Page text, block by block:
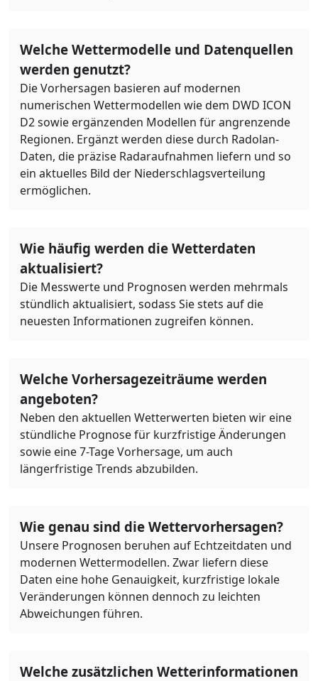
Welche Wettermodelle und Datenquellen
werden genutzt?
Die Vorhersagen basieren auf modernen
numerischen Wettermodellen wie dem DWD ICON
D2 sowie ergänzenden Modellen für angrenzende
Regionen. Ergänzt werden diese durch Radolan-
Daten, die präzise Radaraufnahmen liefern und so
ein aktuelles Bild der Niederschlagsverteilung
ermöglichen.
Wie häufig werden die Wetterdaten
aktualisiert?
Die Messwerte und Prognosen werden mehrmals
stündlich aktualisiert, sodass Sie stets auf die
neuesten Informationen zugreifen können.
Welche Vorhersagezeiträume werden
angeboten?
Neben den aktuellen Wetterwerten bieten wir eine
stündliche Prognose für kurzfristige Änderungen
sowie eine 7-Tage Vorhersage, um auch
längerfristige Trends abzubilden.
Wie genau sind die Wettervorhersagen?
Unsere Prognosen beruhen auf Echtzeitdaten und
modernen Wettermodellen. Zwar liefern diese
Daten eine hohe Genauigkeit, kurzfristige lokale
Veränderungen können dennoch zu leichten
Abweichungen führen.
Welche zusätzlichen Wetterinformationen